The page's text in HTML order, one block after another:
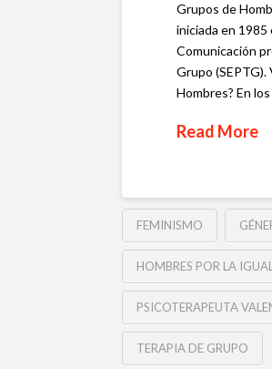
Grupos de
iniciada en
Comunicación
Grupo
Hombres? En
Read More
FEMINISMO
HOMBRES POR LA
PSICOTERAPEUTA
TERAPIA DE GRUPO